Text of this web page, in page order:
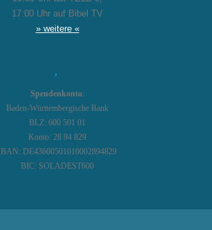
17:00 Uhr auf Bibel TV
» weitere «
Spendenkonto:
Baden-Württembergische Bank
BLZ: 600 501 01
Konto: 28 94 829
IBAN: DE43600501010002894829
BIC: SOLADEST600